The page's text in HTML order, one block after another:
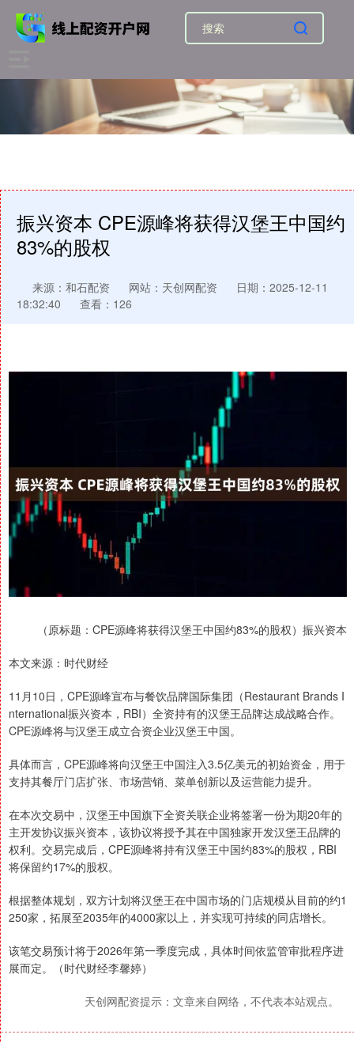
振兴资本 CPE源峰将获得汉堡王中国约
83%的股权
来源：和石配资 网站：天创网配资
日期：2025-12-11
18:32:40
查看：126
（原标题：CPE源峰将获得汉堡王中国约83%的股权）振兴资本
本文来源：时代财经
11月10日，CPE源峰宣布与餐饮品牌国际集团（Restaurant Brands I
nternational振兴资本，RBI）全资持有的汉堡王品牌达成战略合作。
CPE源峰将与汉堡王成立合资企业汉堡王中国。
具体而言，CPE源峰将向汉堡王中国注入3.5亿美元的初始资金，用于
支持其餐厅门店扩张、市场营销、菜单创新以及运营能力提升。
在本次交易中，汉堡王中国旗下全资关联企业将签署一份为期20年的
主开发协议振兴资本，该协议将授予其在中国独家开发汉堡王品牌的
权利。交易完成后，CPE源峰将持有汉堡王中国约83%的股权，RBI
将保留约17%的股权。
根据整体规划，双方计划将汉堡王在中国市场的门店规模从目前的约1
250家，拓展至2035年的4000家以上，并实现可持续的同店增长。
该笔交易预计将于2026年第一季度完成，具体时间依监管审批程序进
展而定。（时代财经李馨婷）
天创网配资提示：文章来自网络，不代表本站观点。